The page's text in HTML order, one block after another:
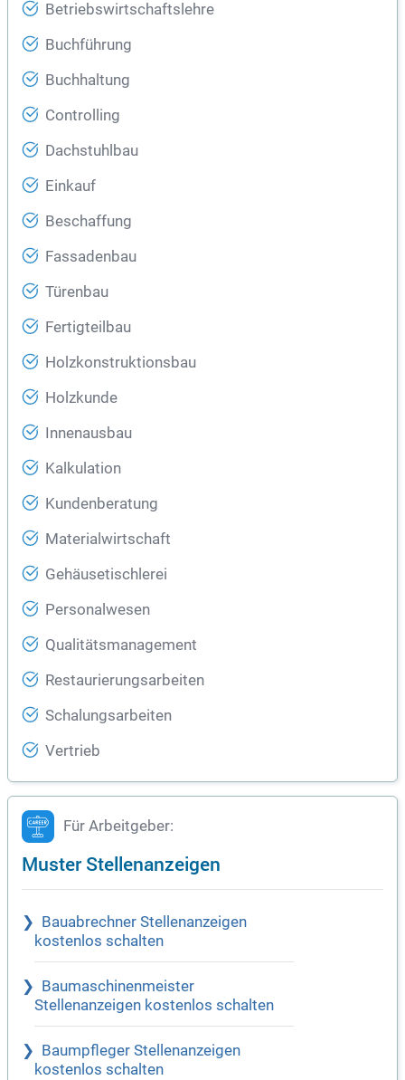
Betriebswirtschaftslehre
Buchführung
Buchhaltung
Controlling
Dachstuhlbau
Einkauf
Beschaffung
Fassadenbau
Türenbau
Fertigteilbau
Holzkonstruktionsbau
Holzkunde
Innenausbau
Kalkulation
Kundenberatung
Materialwirtschaft
Gehäusetischlerei
Personalwesen
Qualitätsmanagement
Restaurierungsarbeiten
Schalungsarbeiten
Vertrieb
Für Arbeitgeber:
Muster Stellenanzeigen
Bauabrechner Stellenanzeigen
kostenlos schalten
Baumaschinenmeister
Stellenanzeigen kostenlos schalten
Baumpfleger Stellenanzeigen
kostenlos schalten